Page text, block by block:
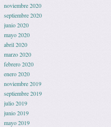
noviembre 2020
septiembre 2020
junio 2020
mayo 2020
abril 2020
marzo 2020
febrero 2020
enero 2020
noviembre 2019
septiembre 2019
julio 2019
junio 2019
mayo 2019